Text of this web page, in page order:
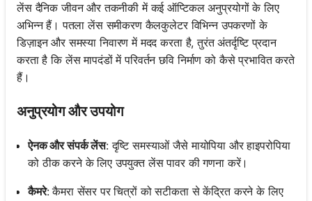
लेंस दैनिक जीवन और तकनीकी में कई ऑप्टिकल अनुप्रयोगों के लिए
अभिन्न हैं। पतला लेंस समीकरण कैलकुलेटर विभिन्न उपकरणों के
डिज़ाइन और समस्या निवारण में मदद करता है, तुरंत अंतर्दृष्टि प्रदान
करता है कि लेंस मापदंडों में परिवर्तन छवि निर्माण को कैसे प्रभावित करते
हैं।
अनुप्रयोग और उपयोग
ऐनक और संपर्क लेंस: दृष्टि समस्याओं जैसे मायोपिया और हाइपरोपिया
को ठीक करने के लिए उपयुक्त लेंस पावर की गणना करें।
कैमरे: कैमरा सेंसर पर चित्रों को सटीकता से केंद्रित करने के लिए